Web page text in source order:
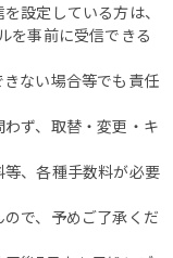
設定している方は、
事前に受信できる
ない場合等でも責任
ず、取替・変更・キ
、各種手数料が必要
で、予めご了承くだ